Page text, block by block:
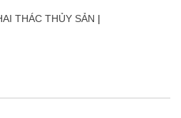
THÁC THỦY SẢN |